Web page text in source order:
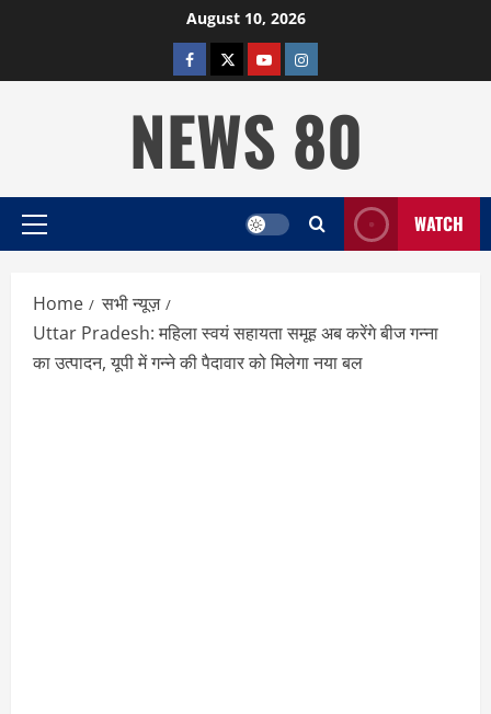
August 10, 2026
facebooktwitterYOUTUBE
instagram
NEWS 80
Primary
WATCH
Home
सभी न्यूज़
Uttar Pradesh: महिला स्वयं सहायता समूह अब करेंगे बीज गन्ना
का उत्पादन, यूपी में गन्ने की पैदावार को मिलेगा नया बल